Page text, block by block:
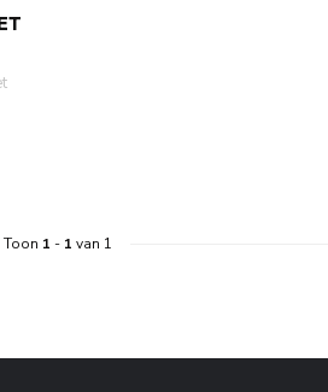
Toon 1 - 1 van 1